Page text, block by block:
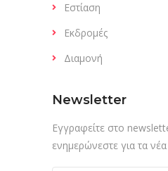
Εστίαση
Εκδρομές
Διαμονή
Newsletter
Εγγραφείτε στο
ενημερώνεστε για τα νέα